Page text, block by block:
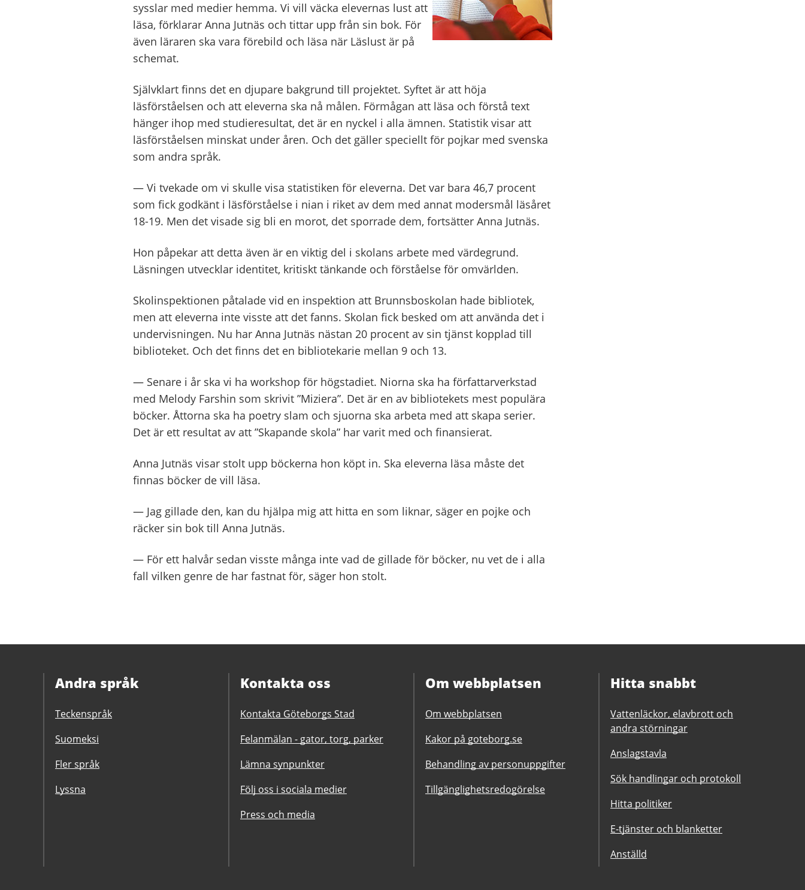
sysslar med medier hemma. Vi vill väcka elevernas lust att
läsa, förklarar Anna Jutnäs och tittar upp från sin bok. För
även läraren ska vara förebild och läsa när Läslust är på
schemat.
Självklart finns det en djupare bakgrund till projektet. Syftet är att höja
läsförståelsen och att eleverna ska nå målen. Förmågan att läsa och förstå text
hänger ihop med studieresultat, det är en nyckel i alla ämnen. Statistik visar att
läsförståelsen minskat under åren. Och det gäller speciellt för pojkar med svenska
som andra språk.
— Vi tvekade om vi skulle visa statistiken för eleverna. Det var bara 46,7 procent
som fick godkänt i läsförståelse i nian i riket av dem med annat modersmål läsåret
18-19. Men det visade sig bli en morot, det sporrade dem, fortsätter Anna Jutnäs.
Hon påpekar att detta även är en viktig del i skolans arbete med värdegrund.
Läsningen utvecklar identitet, kritiskt tänkande och förståelse för omvärlden.
Skolinspektionen påtalade vid en inspektion att Brunnsboskolan hade bibliotek,
men att eleverna inte visste att det fanns. Skolan fick besked om att använda det i
undervisningen. Nu har Anna Jutnäs nästan 20 procent av sin tjänst kopplad till
biblioteket. Och det finns det en bibliotekarie mellan 9 och 13.
— Senare i år ska vi ha workshop för högstadiet. Niorna ska ha författarverkstad
med Melody Farshin som skrivit ”Miziera”. Det är en av bibliotekets mest populära
böcker. Åttorna ska ha poetry slam och sjuorna ska arbeta med att skapa serier.
Det är ett resultat av att ”Skapande skola” har varit med och finansierat.
Anna Jutnäs visar stolt upp böckerna hon köpt in. Ska eleverna läsa måste det
finnas böcker de vill läsa.
— Jag gillade den, kan du hjälpa mig att hitta en som liknar, säger en pojke och
räcker sin bok till Anna Jutnäs.
— För ett halvår sedan visste många inte vad de gillade för böcker, nu vet de i alla
fall vilken genre de har fastnat för, säger hon stolt.
Andra språk
Teckenspråk
Suomeksi
Fler språk
Lyssna
Kontakta oss
Kontakta Göteborgs Stad
Felanmälan - gator, torg, parker
Lämna synpunkter
Följ oss i sociala medier
Press och media
Om webbplatsen
Om webbplatsen
Kakor på goteborg.se
Behandling av personuppgifter
Tillgänglighetsredogörelse
Hitta snabbt
Vattenläckor, elavbrott och
andra störningar
Anslagstavla
Sök handlingar och protokoll
Hitta politiker
E-tjänster och blanketter
Anställd